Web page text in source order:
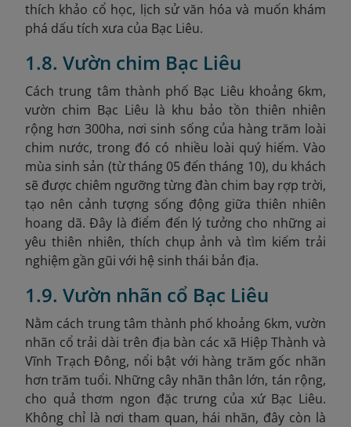
thích khảo cổ học, lịch sử văn hóa và muốn khám
phá dấu tích xưa của Bạc Liêu.
1.8. Vườn chim Bạc Liêu
Cách trung tâm thành phố Bạc Liêu khoảng 6km,
vườn chim Bạc Liêu là khu bảo tồn thiên nhiên
rộng hơn 300ha, nơi sinh sống của hàng trăm loài
chim nước, trong đó có nhiều loài quý hiếm. Vào
mùa sinh sản (từ tháng 05 đến tháng 10), du khách
sẽ được chiêm ngưỡng từng đàn chim bay rợp trời,
tạo nên cảnh tượng sống động giữa thiên nhiên
hoang dã. Đây là điểm đến lý tưởng cho những ai
yêu thiên nhiên, thích chụp ảnh và tìm kiếm trải
nghiệm gần gũi với hệ sinh thái bản địa.
1.9. Vườn nhãn cổ Bạc Liêu
Nằm cách trung tâm thành phố khoảng 6km, vườn
nhãn cổ trải dài trên địa bàn các xã Hiệp Thành và
Vĩnh Trạch Đông, nổi bật với hàng trăm gốc nhãn
hơn trăm tuổi. Những cây nhãn thân lớn, tán rộng,
cho quả thơm ngon đặc trưng của xứ Bạc Liêu.
Không chỉ là nơi tham quan, hái nhãn, đây còn là